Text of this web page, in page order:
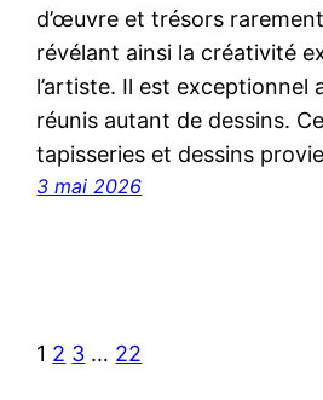
d’œuvre et trésors
révélant ainsi la créativité
l’artiste. Il est exceptionnel
réunis autant de dessins.
tapisseries et dessins
3 mai 2026
1 2 3 … 22